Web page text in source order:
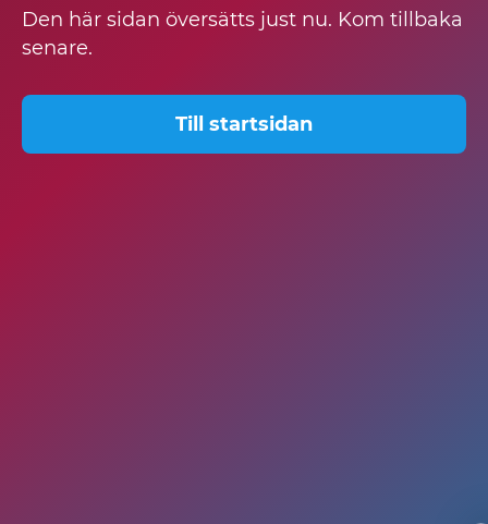
Den här sidan översätts just nu. Kom tillbaka
senare.
Till startsidan